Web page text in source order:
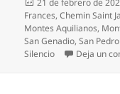
el
21 de febrero de
Frances,Chemin Saint
Montes Aquilianos,
San Genadio,San
Silencio
Deja un